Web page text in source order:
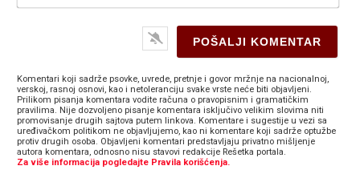
Komentari koji sadrže psovke, uvrede, pretnje i govor mržnje na nacionalnoj,
verskoj, rasnoj osnovi, kao i netoleranciju svake vrste neće biti objavljeni.
Prilikom pisanja komentara vodite računa o pravopisnim i gramatičkim
pravilima. Nije dozvoljeno pisanje komentara isključivo velikim slovima niti
promovisanje drugih sajtova putem linkova. Komentare i sugestije u vezi sa
uređivačkom politikom ne objavljujemo, kao ni komentare koji sadrže optužbe
protiv drugih osoba. Objavljeni komentari predstavljaju privatno mišljenje
autora komentara, odnosno nisu stavovi redakcije Rešetka portala.
Za više informacija pogledajte Pravila korišćenja.